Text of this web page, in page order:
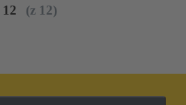
12 (z 12)